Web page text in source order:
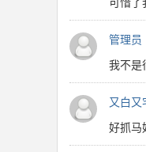
管理员
我不是
又白又
好抓马